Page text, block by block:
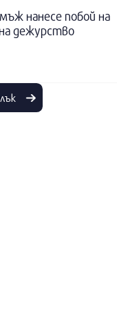
нанесе побой на
дежурство